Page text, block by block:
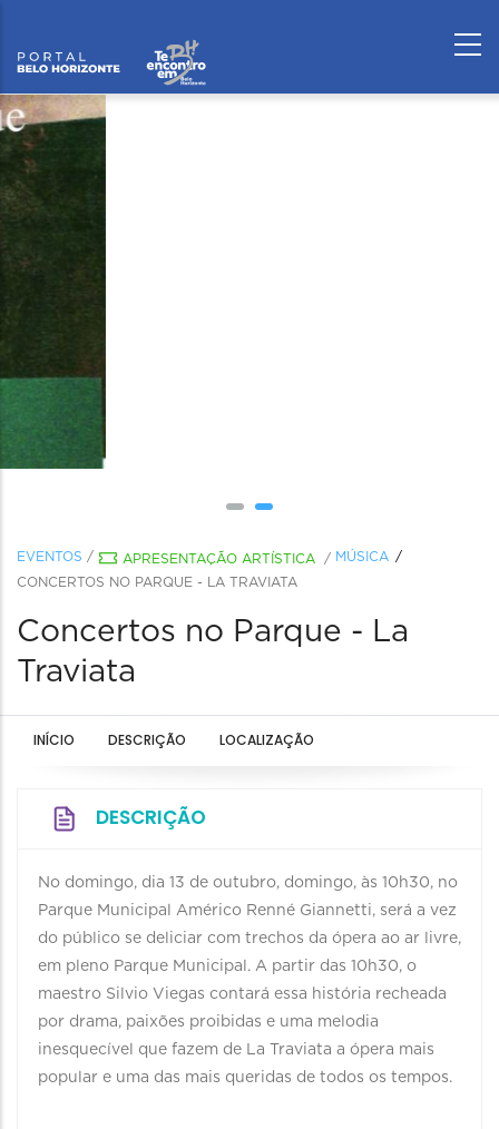
EVENTOS / APRESENTAÇÃO ARTÍSTICA / MÚSICA
CONCERTOS NO PARQUE - LA TRAVIATA
Concertos no Parque - La
Traviata
INÍCIO DESCRIÇÃO LOCALIZAÇÃO
DESCRIÇÃO
No domingo, dia 13 de outubro, domingo, às 10h30, no
Parque Municipal Américo Renné Giannetti, será a vez
do público se deliciar com trechos da ópera ao ar livre,
em pleno Parque Municipal. A partir das 10h30, o
maestro Silvio Viegas contará essa história recheada
por drama, paixões proibidas e uma melodia
inesquecível que fazem de La Traviata a ópera mais
popular e uma das mais queridas de todos os tempos.